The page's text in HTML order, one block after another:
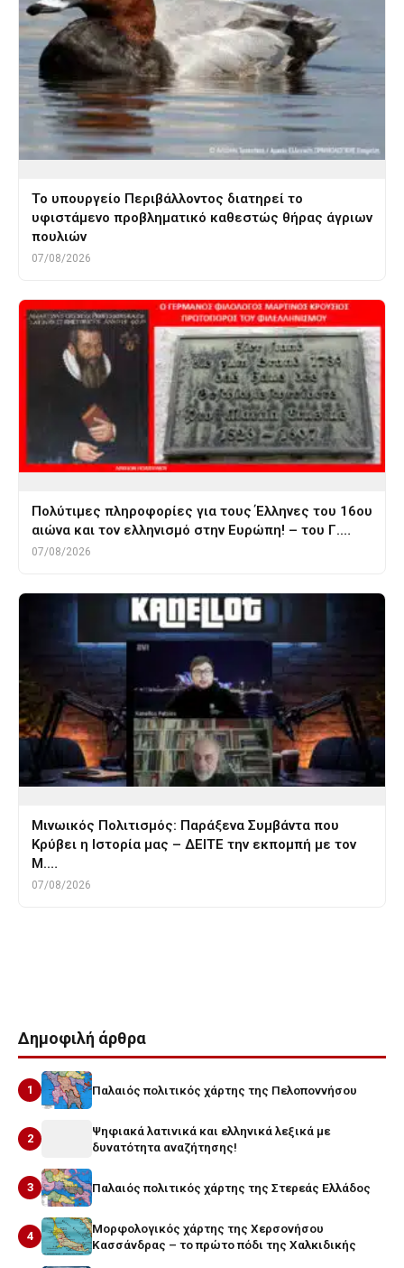
Το υπουργείο Περιβάλλοντος διατηρεί το
υφιστάμενο προβληματικό καθεστώς θήρας άγριων
πουλιών
07/08/2026
Πολύτιμες πληροφορίες για τους Έλληνες του 16ου
αιώνα και τον ελληνισμό στην Ευρώπη! – του Γ.…
07/08/2026
Μινωικός Πολιτισμός: Παράξενα Συμβάντα που
Κρύβει η Ιστορία μας – ΔΕΙΤΕ την εκπομπή με τον
Μ.…
07/08/2026
Δημοφιλή άρθρα
1 Παλαιός πολιτικός χάρτης της Πελοποννήσου
2
Ψηφιακά λατινικά και ελληνικά λεξικά με
δυνατότητα αναζήτησης!
3 Παλαιός πολιτικός χάρτης της Στερεάς Ελλάδος
4
Μορφολογικός χάρτης της Χερσονήσου
Κασσάνδρας – το πρώτο πόδι της Χαλκιδικής